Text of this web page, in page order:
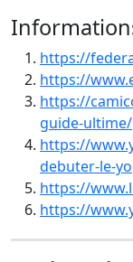
https://
https://
https://
guide-ultime/
https://
debuter-le-
https://
https://